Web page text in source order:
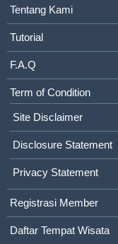
Tentang Kami
Tutorial
F.A.Q
Term of Condition
Site Disclaimer
Disclosure Statement
Privacy Statement
Registrasi Member
Daftar Tempat Wisata